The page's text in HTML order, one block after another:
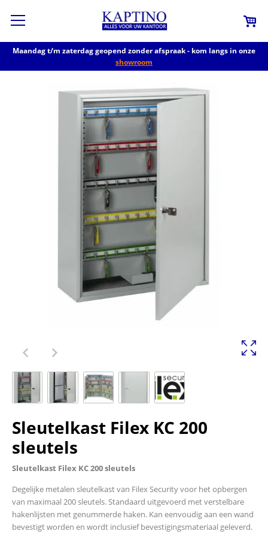
Maandag t/m zaterdag geopend zonder afspraak - kom langs in onze
showroom
Sleutelkast Filex KC 200
sleutels
Sleutelkast Filex KC 200 sleutels
Degelijke metalen sleutelkast van Filex Security voor het opbergen
van maximaal 200 sleutels. Standaard uitgevoerd met verstelbare
hakenlijsten met genummerde haken. Kan eenvoudig aan een wand
bevestigt worden en wordt inclusief bevestigingsmateriaal geleverd.